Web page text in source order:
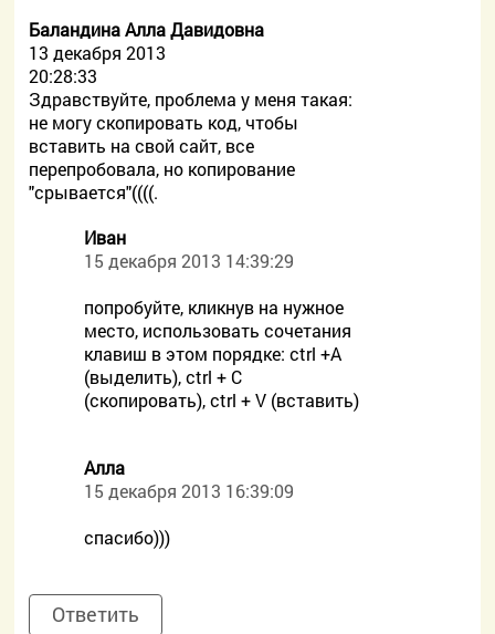
Баландина Алла Давидовна
13 декабря 2013
20:28:33
Здравствуйте, проблема у меня такая:
не могу скопировать код, чтобы
вставить на свой сайт, все
перепробовала, но копирование
"срывается"((((.
Иван
15 декабря 2013 14:39:29
попробуйте, кликнув на нужное
место, использовать сочетания
клавиш в этом порядке: ctrl +A
(выделить), ctrl + C
(скопировать), ctrl + V (вставить)
Алла
15 декабря 2013 16:39:09
спасибо)))
Ответить